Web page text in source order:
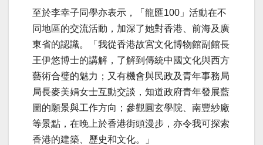
至於李幸子同學亦表示，「龍匯100」活動在不
同地區的交流活動，加深了她對香港、前海及廣
東省的認識。「我從香港故宮文化博物館副館長
王伊悠博士的講解，了解到傳統中國文化與西方
藝術合璧的魅力；又有機會與民政及青年事務局
局長麥美娟女士互動交談，知道政府青年發展藍
圖的願景與工作方向；參觀圓玄學院、南豐紗廠
等景點，在晚上於香港街頭漫步，亦令我可探索
香港的建築、歷史和文化。」